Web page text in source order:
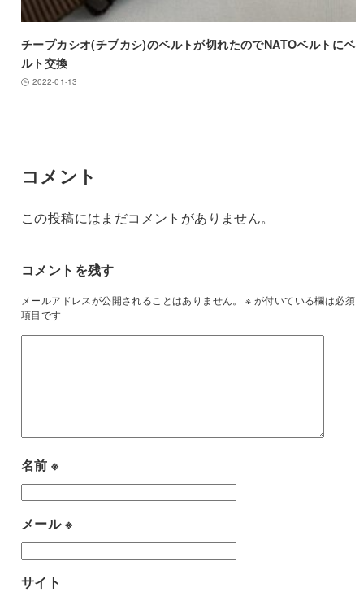
チープカシオ(チプカシ)のベルトが切れたのでNATOベルトにベ
ルト交換
2022-01-13
コメント
この投稿にはまだコメントがありません。
コメントを残す
メールアドレスが公開されることはありません。 ※ が付いている欄は必須
項目です
名前※
メール※
サイト